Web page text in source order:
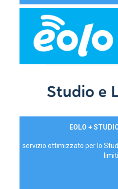
EOLO +
servizio ottimizzato per lo
limiti